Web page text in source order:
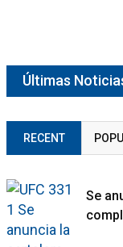
Últimas
RECENT
Se